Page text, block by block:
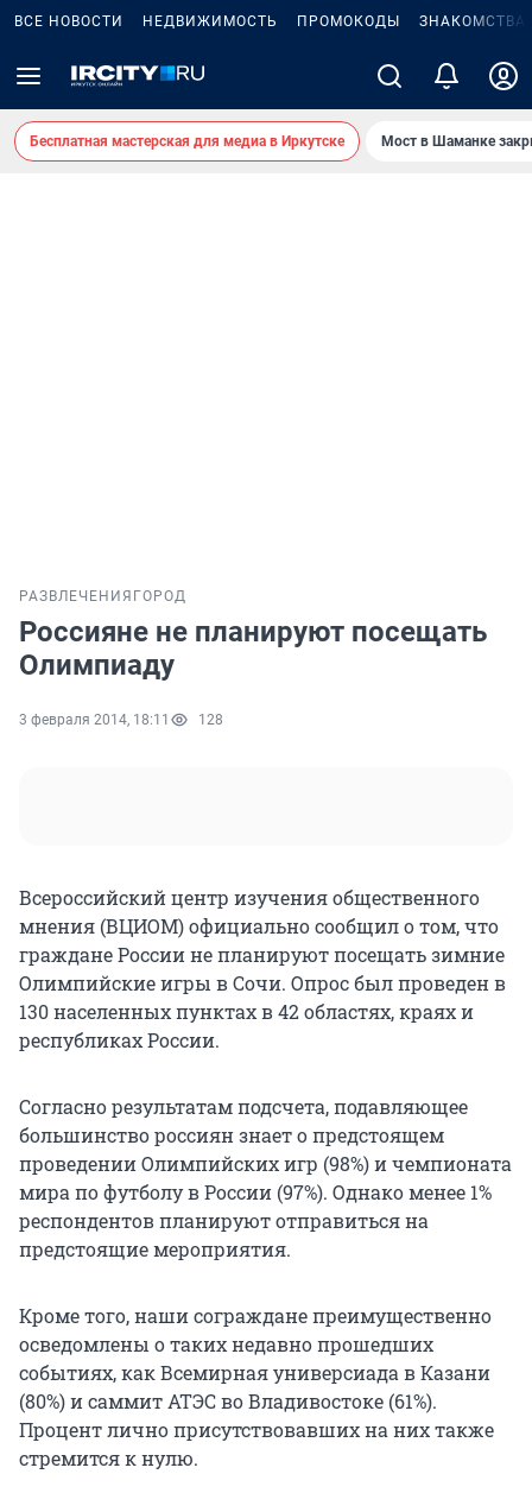
ВСЕ НОВОСТИ НЕДВИЖИМОСТЬ ПРОМОКОДЫ ЗНАКОМСТВА
Бесплатная мастерская для медиа в Иркутске Мост в Шаманке
РАЗВЛЕЧЕНИЯ ГОРОД
Россияне не планируют посещать
Олимпиаду
3 февраля 2014, 18:11 128
Всероссийский центр изучения общественного
мнения (ВЦИОМ) официально сообщил о том, что
граждане России не планируют посещать зимние
Олимпийские игры в Сочи. Опрос был проведен в
130 населенных пунктах в 42 областях, краях и
республиках России.
Согласно результатам подсчета, подавляющее
большинство россиян знает о предстоящем
проведении Олимпийских игр (98%) и чемпионата
мира по футболу в России (97%). Однако менее 1%
респондентов планируют отправиться на
предстоящие мероприятия.
Кроме того, наши сограждане преимущественно
осведомлены о таких недавно прошедших
событиях, как Всемирная универсиада в Казани
(80%) и саммит АТЭС во Владивостоке (61%).
Процент лично присутствовавших на них также
стремится к нулю.